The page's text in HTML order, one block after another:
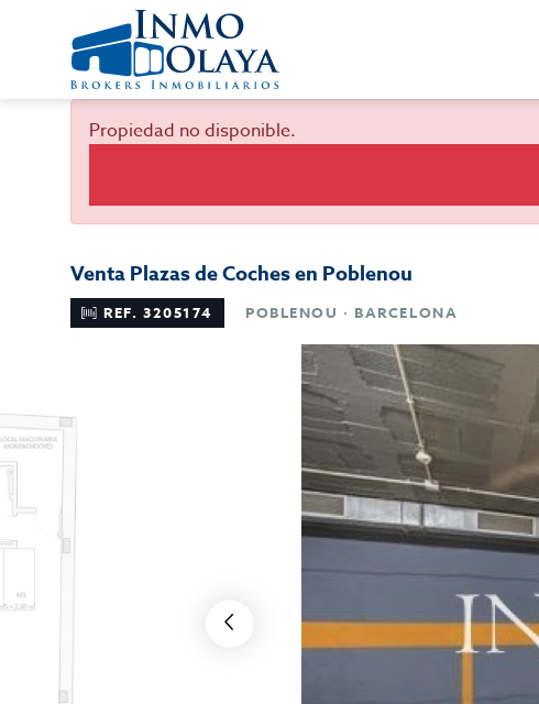
Propiedad no disponible.
Venta Plazas de Coches en Poblenou
REF. 3205174 POBLENOU · BARCELONA